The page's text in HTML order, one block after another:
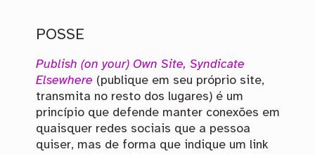
POSSE
Publish (on your) Own Site, Syndicate
Elsewhere (publique em seu próprio site,
transmita no resto dos lugares) é um
princípio que defende manter conexões em
quaisquer redes sociais que a pessoa
quiser, mas de forma que indique um link